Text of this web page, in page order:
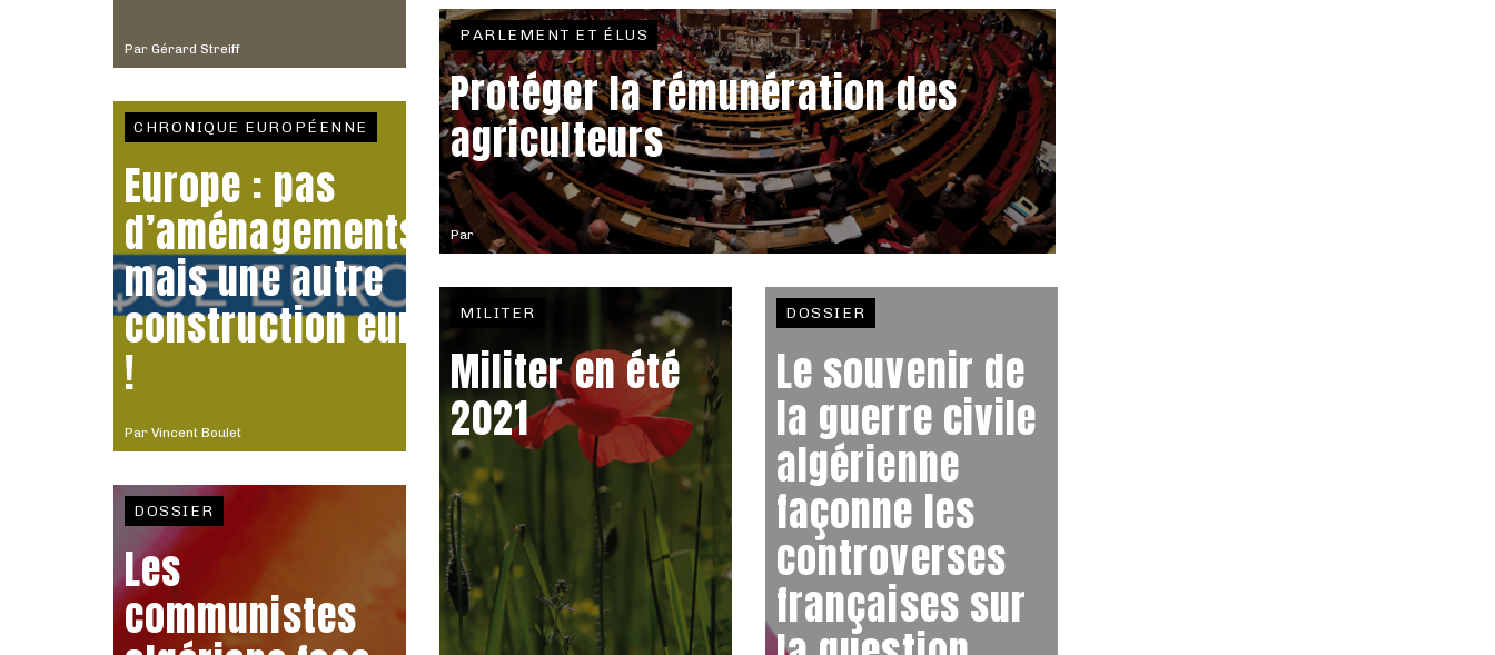
Par Gérard Streiff
Par
PARLEMENT ET ÉLUS
Protéger la rémunération des
agriculteurs
Par Vincent Boulet
CHRONIQUE EUROPÉENNE
Europe : pas
d’aménagements,
mais une autre
construction européenne
!
MILITER
Militer en été
2021
DOSSIER
Le souvenir de
la guerre civile
algérienne
façonne les
controverses
françaises sur
DOSSIER
Les
communistes